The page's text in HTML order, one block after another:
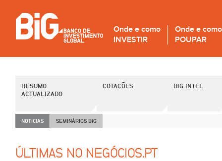
Onde e como
INVESTIR
Onde e como
POUPAR
RESUMO
ACTUALIZADO
COTAÇÕES BIG INTEL
NOTICIAS SEMINÁRIOS BiG
ÚLTIMAS NO NEGÓCIOS.PT